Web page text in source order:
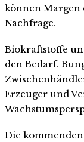
können Margen
Nachfrage.
Biokraftstoffe
den Bedarf.
Erzeuger und
Die